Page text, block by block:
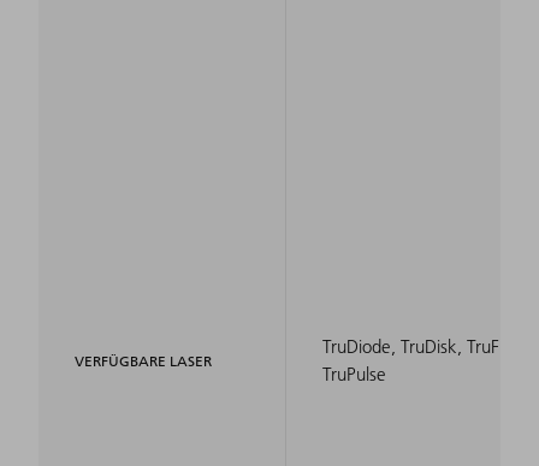
VERFÜGBARE LASER
TruDiode, TruDisk, TruFiber,
TruPulse